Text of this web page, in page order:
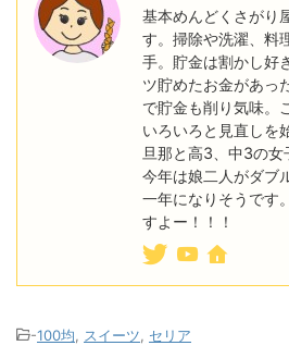
基本めんどくさがり
す。掃除や洗濯、料
手。貯金は割かし好
ツ貯めたお金があっ
で貯金も削り気味。
いろいろと見直しを
旦那と高3、中3の女
今年は娘二人がダブ
一年になりそうです
すよー！！！
-100均, スイーツ, セリア